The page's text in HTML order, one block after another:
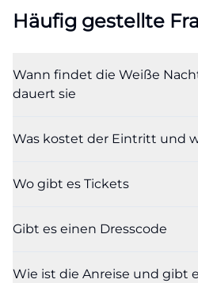
Häufig gestellte
Wann findet die Weiße
dauert sie
Was kostet der Eintritt und
Wo gibt es Tickets
Gibt es einen Dresscode
Wie ist die Anreise und gibt